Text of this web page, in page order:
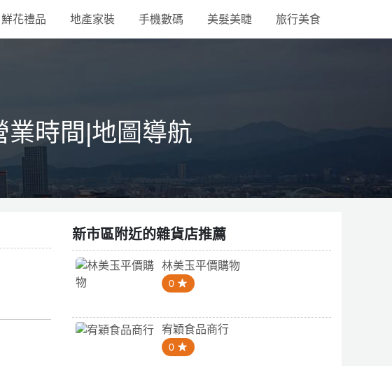
鮮花禮品 地產家裝 手機數碼 美髮美睫 旅行美食
業時間|地圖導航
新市區附近的雜貨店推薦
林美玉平價購物
0
宥穎食品商行
0